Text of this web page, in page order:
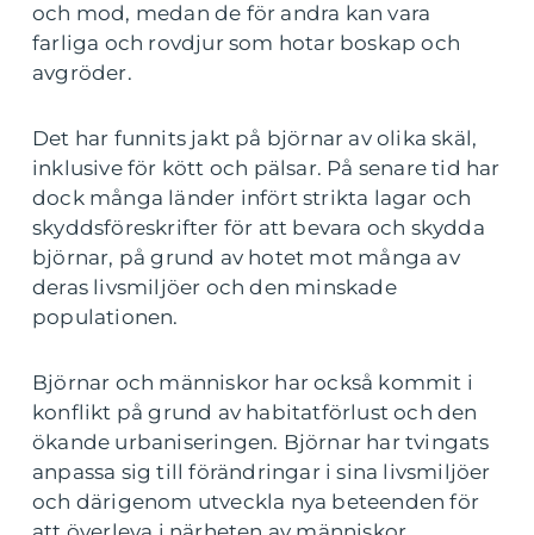
och mod, medan de för andra kan vara
farliga och rovdjur som hotar boskap och
avgröder.
Det har funnits jakt på björnar av olika skäl,
inklusive för kött och pälsar. På senare tid har
dock många länder infört strikta lagar och
skyddsföreskrifter för att bevara och skydda
björnar, på grund av hotet mot många av
deras livsmiljöer och den minskade
populationen.
Björnar och människor har också kommit i
konflikt på grund av habitatförlust och den
ökande urbaniseringen. Björnar har tvingats
anpassa sig till förändringar i sina livsmiljöer
och därigenom utveckla nya beteenden för